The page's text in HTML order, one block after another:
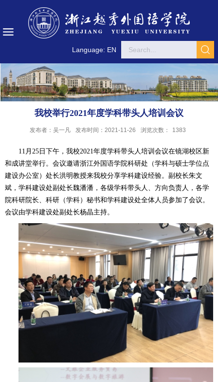
Language: EN
我校举行2021年度学科带头人培训会议
发布者：吴一凡 发布时间：2021-11-26 浏览次数： 1383
11月25日下午， 我校2021年度学科带头人培训会议在镜湖校区新
和成讲堂举行。会议邀请浙江外国语学院科研处（学科与硕士学位点
建设办公室）处长洪明教授来我校分享学科建设经验。副校长朱文
斌，学科建设处副处长魏潘潘， 各级学科带头人、方向负责人，各学
院科研院长、科研（学科）秘书和学科建设处全体人员参加了会议。
会议由学科建设处副处长杨晶主持。